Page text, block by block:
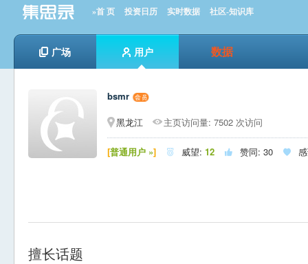
»首 页 投资日历 实时数据 社区-知识库
广场 用户 数据
bsmr
黑龙江
主页访问量: 7502 次访问
[普通用户 »]  威望: 12  赞同: 30 
擅长话题